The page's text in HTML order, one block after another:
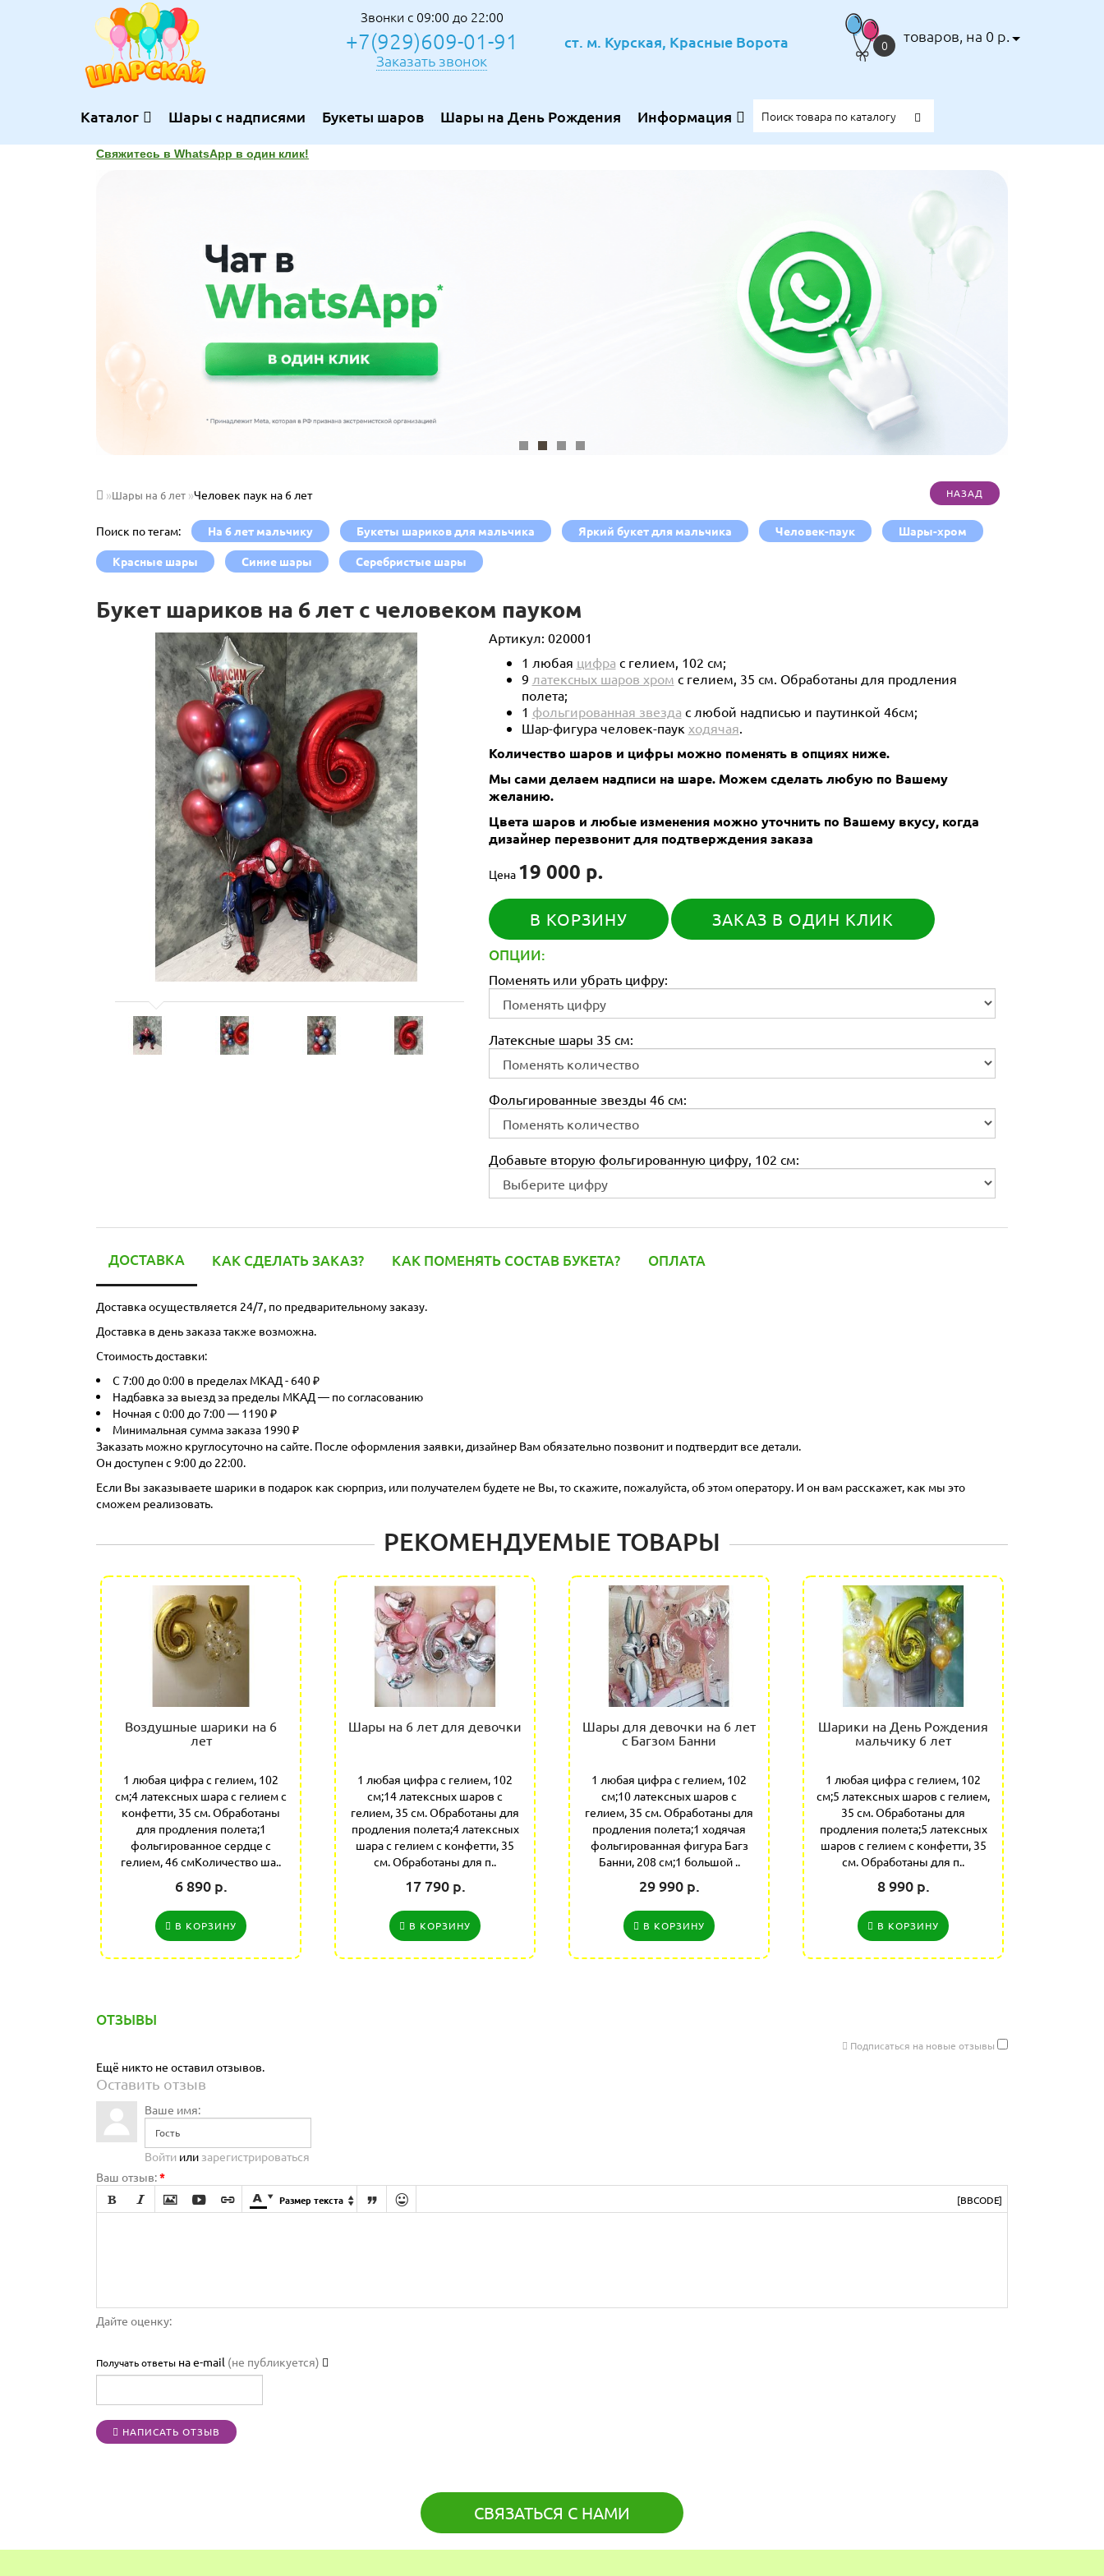
Звонки с 09:00 до 22:00
+7(929)609-01-91
Заказать звонок
ст. м. Курская, Красные Ворота 0 товаров, на 0 р.
Каталог Шары с надписями Букеты шаров Шары на День Рождения Информация
Свяжитесь в WhatsApp в один клик!
Шары на 6 лет Человек паук на 6 лет
Поиск по тегам: На 6 лет мальчику Букеты шариков для мальчика Яркий букет для мальчика Человек-паук Шары-хром
Красные шары Синие шары Серебристые шары
Букет шариков на 6 лет с человеком пауком
Артикул: 020001
1 любая цифра с гелием, 102 см;
9 латексных шаров хром с гелием, 35 см. Обработаны для продления
полета;
1 фольгированная звезда с любой надписью и паутинкой 46см;
Шар-фигура человек-паук ходячая.
Количество шаров и цифры можно поменять в опциях ниже.
Мы сами делаем надписи на шаре. Можем сделать любую по Вашему
желанию.
Цвета шаров и любые изменения можно уточнить по Вашему вкусу, когда
дизайнер перезвонит для подтверждения заказа
Цена 19 000 р.
В КОРЗИНУ ЗАКАЗ В ОДИН КЛИК
ОПЦИИ:
Поменять или убрать цифру:
Латексные шары 35 см:
Фольгированные звезды 46 см:
Добавьте вторую фольгированную цифру, 102 см:
ДОСТАВКА КАК СДЕЛАТЬ ЗАКАЗ? КАК ПОМЕНЯТЬ СОСТАВ БУКЕТА? ОПЛАТА
Доставка осуществляется 24/7, по предварительному заказу.
Доставка в день заказа также возможна.
Стоимость доставки:
С 7:00 до 0:00 в пределах МКАД - 640 ₽
Надбавка за выезд за пределы МКАД — по согласованию
Ночная с 0:00 до 7:00 — 1190 ₽
Минимальная сумма заказа 1990 ₽
Заказать можно круглосуточно на сайте. После оформления заявки, дизайнер Вам обязательно позвонит и подтвердит все детали.
Он доступен с 9:00 до 22:00.
Если Вы заказываете шарики в подарок как сюрприз, или получателем будете не Вы, то скажите, пожалуйста, об этом оператору. И он вам расскажет, как мы это
сможем реализовать.
РЕКОМЕНДУЕМЫЕ ТОВАРЫ
Воздушные шарики на 6
лет
1 любая цифра с гелием, 102
см;4 латексных шара с гелием с
конфетти, 35 см. Обработаны
для продления полета;1
фольгированное сердце с
гелием, 46 смКоличество ша..
6 890 р.
В КОРЗИНУ
Шары на 6 лет для девочки
1 любая цифра с гелием, 102
см;14 латексных шаров с
гелием, 35 см. Обработаны для
продления полета;4 латексных
шара с гелием с конфетти, 35
см. Обработаны для п..
17 790 р.
В КОРЗИНУ
Шары для девочки на 6 лет
с Багзом Банни
1 любая цифра с гелием, 102
см;10 латексных шаров с
гелием, 35 см. Обработаны для
продления полета;1 ходячая
фольгированная фигура Багз
Банни, 208 см;1 большой ..
29 990 р.
В КОРЗИНУ
Шарики на День Рождения
мальчику 6 лет
1 любая цифра с гелием, 102
см;5 латексных шаров с гелием,
35 см. Обработаны для
продления полета;5 латексных
шаров с гелием с конфетти, 35
см. Обработаны для п..
8 990 р.
В КОРЗИНУ
ОТЗЫВЫ
Подписаться на новые отзывы
Ещё никто не оставил отзывов.
Оставить отзыв
Ваше имя:
Войти или зарегистрироваться
Ваш отзыв:*

      Размер текста    [BBCODE]
Дайте оценку:
Получать ответы на e-mail (не публикуется)
НАПИСАТЬ ОТЗЫВ
СВЯЗАТЬСЯ С НАМИ